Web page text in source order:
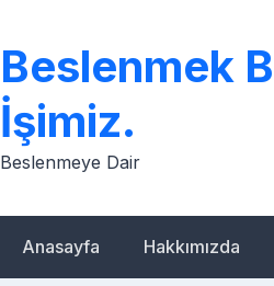
Beslenmek
İşimiz.
Beslenmeye Dair
Anasayfa Hakkımızda